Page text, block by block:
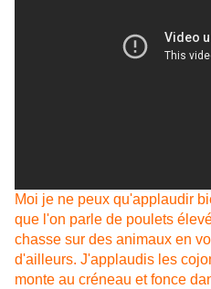
Moi je ne peux qu'applaudir
que l'on parle de poulets
chasse sur des animaux en
d'ailleurs. J'applaudis les
monte au créneau et fonce